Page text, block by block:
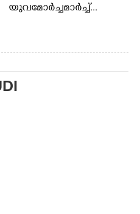
യുവമോർച്ചമാർച്ച്...